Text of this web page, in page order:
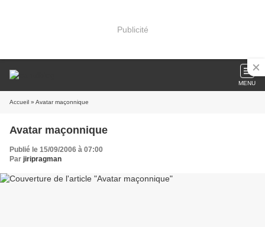
Publicité
MENU
Accueil » Avatar maçonnique
Avatar maçonnique
Publié le 15/09/2006 à 07:00
Par jiripragman